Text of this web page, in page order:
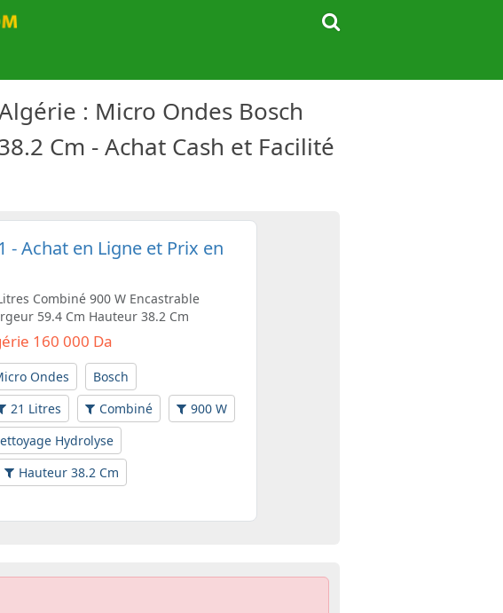
: Micro Ondes Bosch
Cm - Achat Cash et Facilité
- Achat en Ligne et Prix en
Combiné 900 W Encastrable
59.4 Cm Hauteur 38.2 Cm
160 000 Da
Ondes
Bosch
21 Litres Combiné
900 W
Hydrolyse
Hauteur 38.2 Cm